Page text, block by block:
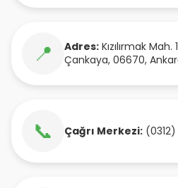
📍 Adres: Kızılırmak
Çankaya, 06670,
📞 Çağrı Merkezi: